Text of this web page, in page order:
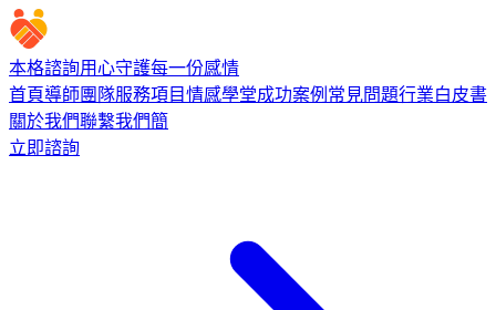
本格諮詢用心守護每一份感情
首頁導師團隊服務項目情感學堂成功案例 常見問題行業白皮書
關於我們聯繫我們簡
立即諮詢